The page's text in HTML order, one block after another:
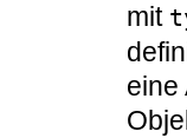
mit
eine